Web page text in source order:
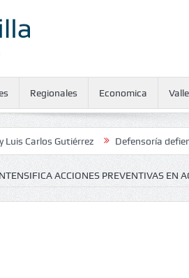
Regionales Economica
Gutiérrez Defensoría defiende ante
ACCIONES PREVENTIVAS EN